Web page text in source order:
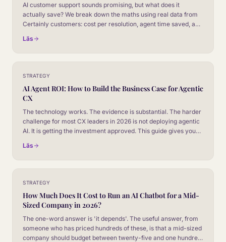
AI customer support sounds promising, but what does it
actually save? We break down the maths using real data from
Certainly customers: cost per resolution, agent time saved, and
Läs
STRATEGY
AI Agent ROI: How to Build the Business Case for Agentic
CX
The technology works. The evidence is substantial. The harder
challenge for most CX leaders in 2026 is not deploying agentic
AI. It is getting the investment approved. This guide gives you
Läs
STRATEGY
How Much Does It Cost to Run an AI Chatbot for a Mid-
Sized Company in 2026?
The one-word answer is 'it depends'. The useful answer, from
someone who has priced hundreds of these, is that a mid-sized
company should budget between twenty-five and one hundred